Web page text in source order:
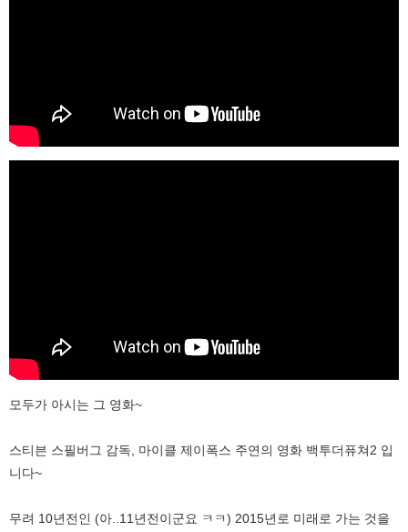
모두가 아시는 그 영화~
스티븐 스필버그 감독, 마이클 제이폭스 주연의 영화 백투더퓨쳐2 입
니다~
무려 10년전인 (아..11년전이군요 ㅋㅋ) 2015년로 미래로 가는 것을